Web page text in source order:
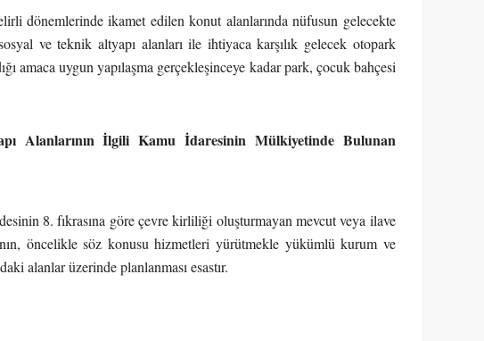
dönemlerinde ikamet edilen konut alanlarında nüfusun gelecekte
ve teknik altyapı alanları ile ihtiyaca karşılık gelecek otopark
amaca uygun yapılaşma gerçekleşinceye kadar park, çocuk bahçesi
Alanlarının İlgili Kamu İdaresinin Mülkiyetinde Bulunan
8. fıkrasına göre çevre kirliliği oluşturmayan mevcut veya ilave
öncelikle söz konusu hizmetleri yürütmekle yükümlü kurum ve
alanlar üzerinde planlanması esastır.